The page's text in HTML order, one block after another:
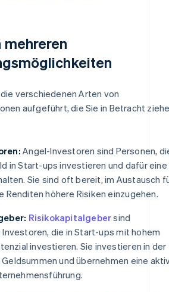
mehreren
verschiedenen Arten von
aufgeführt, die Sie in Betracht
Angel-Investoren sind Personen,
in Start-ups investieren und dafür eine
Sie sind oft bereit, im Austausch
Renditen höhere Risiken einzugehen.
Risikokapitalgebersind
die in Start-ups mit hohem
investieren. Sie investieren in der
und übernehmen eine